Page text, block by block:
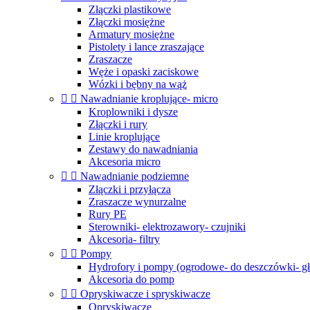
Złączki plastikowe
Złączki mosiężne
Armatury mosiężne
Pistolety i lance zraszające
Zraszacze
Węże i opaski zaciskowe
Wózki i bębny na wąż
  Nawadnianie kroplujące- micro
Kroplowniki i dysze
Złączki i rury
Linie kroplujące
Zestawy do nawadniania
Akcesoria micro
  Nawadnianie podziemne
Złączki i przyłącza
Zraszacze wynurzalne
Rury PE
Sterowniki- elektrozawory- czujniki
Akcesoria- filtry
  Pompy
Hydrofory i pompy (ogrodowe- do deszczówki-
Akcesoria do pomp
  Opryskiwacze i spryskiwacze
Opryskiwacze